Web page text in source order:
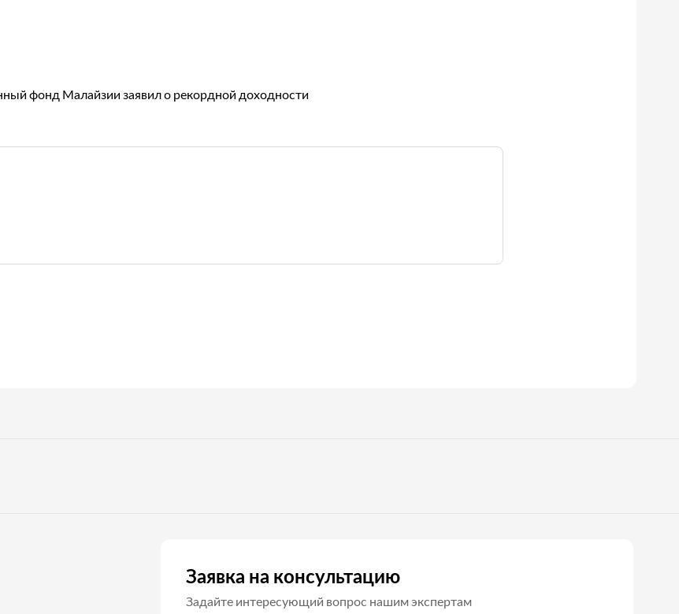
фонд Малайзии заявил о рекордной доходности
Заявка на консультацию
Задайте интересующий вопрос нашим экспертам